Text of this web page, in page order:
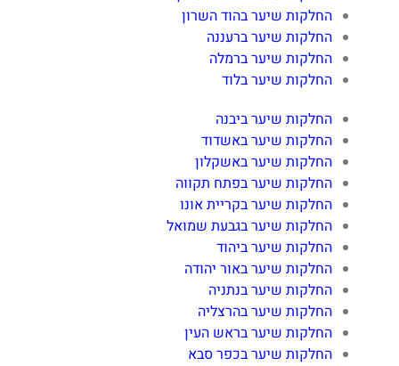
החלקות שיער בהוד השרון
החלקות שיער ברעננה
החלקות שיער ברמלה
החלקות שיער בלוד
החלקות שיער ביבנה
החלקות שיער באשדוד
החלקות שיער באשקלון
החלקות שיער בפתח תקווה
החלקות שיער בקריית אונו
החלקות שיער בגבעת שמואל
החלקות שיער ביהוד
החלקות שיער באור יהודה
החלקות שיער בנתניה
החלקות שיער בהרצליה
החלקות שיער בראש העין
החלקות שיער בכפר סבא